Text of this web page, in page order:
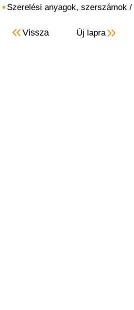
Szerelési anyagok, szerszámok /
Vissza Új lapra